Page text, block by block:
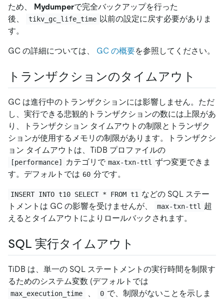
ため、 Mydumperで完全バックアップを行った
後、
tikv_gc_life_time 以前の設定に戻す必要がありま
す。
GC の詳細については、 GC の概要を参照してください。
トランザクションのタイムアウト
GC は進行中のトランザクションには影響しません。ただ
し、実行できる悲観的トランザクションの数には上限があ
り、トランザクション タイムアウトの制限とトランザク
ションが使用するメモリの制限があります。トランザクシ
ョン タイムアウトは、TiDB プロファイルの
[performance] カテゴリで max-txn-ttl ずつ変更できま
す。デフォルトでは 60 分です。
INSERT INTO t10 SELECT * FROM t1 などの SQL ステー
トメントは GC の影響を受けませんが、
max-txn-ttl
超
えるとタイムアウトによりロールバックされます。
SQL 実行タイムアウト
TiDB は、単一の SQL ステートメントの実行時間を制限す
るためのシステム変数 (デフォルトでは
max_execution_time 、 0 で、制限がないことを示しま